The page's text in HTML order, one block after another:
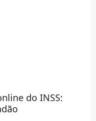
do INSS: